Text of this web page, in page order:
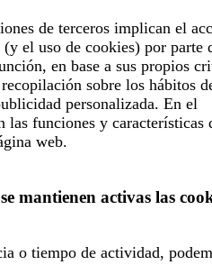
de terceros implican el
el uso de cookies) por parte
en base a sus propios
sobre los hábitos
personalizada. En el
las funciones y características
web.
mantienen activas las
o tiempo de actividad,